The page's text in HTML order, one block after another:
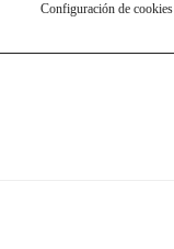
Configuración de cookies